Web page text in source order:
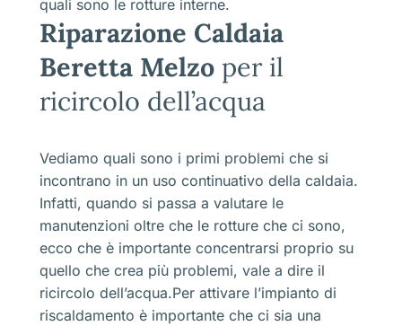
quali sono le rotture interne.
Riparazione Caldaia
Beretta Melzo per il
ricircolo dell’acqua
Vediamo quali sono i primi problemi che si
incontrano in un uso continuativo della caldaia.
Infatti, quando si passa a valutare le
manutenzioni oltre che le rotture che ci sono,
ecco che è importante concentrarsi proprio su
quello che crea più problemi, vale a dire il
ricircolo dell’acqua.Per attivare l’impianto di
riscaldamento è importante che ci sia una